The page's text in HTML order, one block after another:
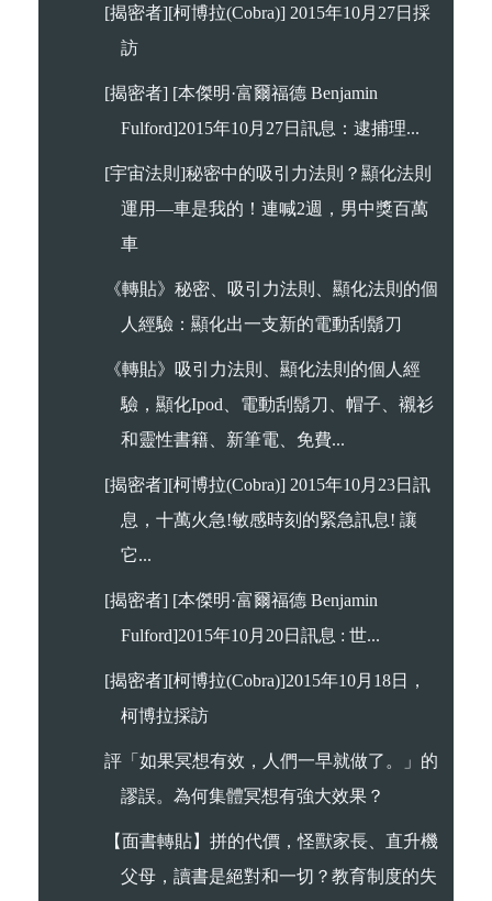
[揭密者][柯博拉(Cobra)] 2015年10月27日採
訪
[揭密者] [本傑明·富爾福德 Benjamin
Fulford]2015年10月27日訊息：逮捕理...
[宇宙法則]秘密中的吸引力法則？顯化法則
運用—車是我的！連喊2週，男中獎百萬
車
《轉貼》秘密、吸引力法則、顯化法則的個
人經驗：顯化出一支新的電動刮鬍刀
《轉貼》吸引力法則、顯化法則的個人經
驗，顯化Ipod、電動刮鬍刀、帽子、襯衫
和靈性書籍、新筆電、免費...
[揭密者][柯博拉(Cobra)] 2015年10月23日訊
息，十萬火急!敏感時刻的緊急訊息! 讓
它...
[揭密者] [本傑明·富爾福德 Benjamin
Fulford]2015年10月20日訊息 : 世...
[揭密者][柯博拉(Cobra)]2015年10月18日，
柯博拉採訪
評「如果冥想有效，人們一早就做了。」的
謬誤。為何集體冥想有強大效果？
【面書轉貼】拼的代價，怪獸家長、直升機
父母，讀書是絕對和一切？教育制度的失